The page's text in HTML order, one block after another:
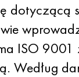
dotyczącą
ISO 9001
Według